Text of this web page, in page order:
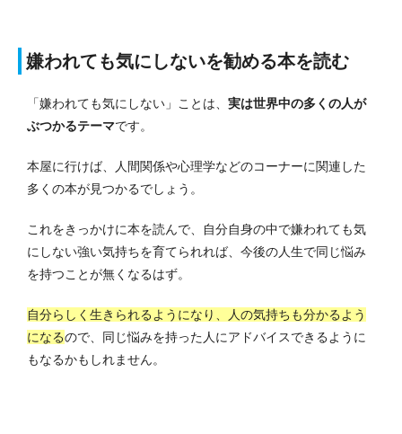
嫌われても気にしないを勧める本を読む
「嫌われても気にしない」ことは、 実は世界中の多くの人が
ぶつかるテーマです。
本屋に行けば、人間関係や心理学などのコーナーに関連した
多くの本が見つかるでしょう。
これをきっかけに本を読んで、自分自身の中で嫌われても気
にしない強い気持ちを育てられれば、今後の人生で同じ悩み
を持つことが無くなるはず。
自分らしく生きられるようになり、人の気持ちも分かるよう
になるので、同じ悩みを持った人にアドバイスできるように
もなるかもしれません。